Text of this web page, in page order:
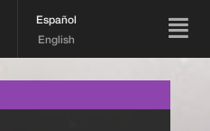
Español
English